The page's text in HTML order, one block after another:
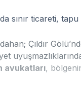
sınır ticareti,
Çıldır
avukatları,